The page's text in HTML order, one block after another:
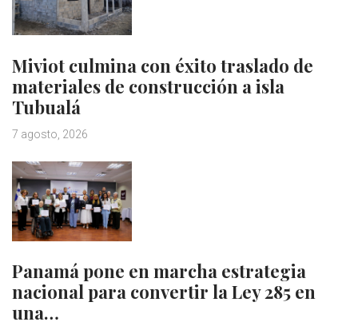
Miviot culmina con éxito traslado de
materiales de construcción a isla
Tubualá
7 agosto, 2026
Panamá pone en marcha estrategia
nacional para convertir la Ley 285 en
una…